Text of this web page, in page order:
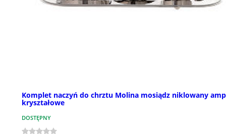
Komplet naczyń do chrztu Molina mosiądz niklowany
kryształowe
DOSTĘPNY